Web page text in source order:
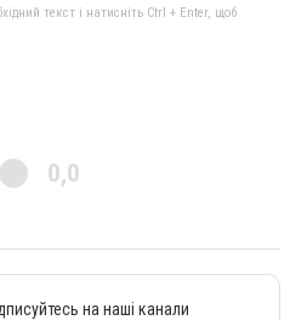
текст і натисніть Ctrl + Enter, щоб
0,0
на наші канали